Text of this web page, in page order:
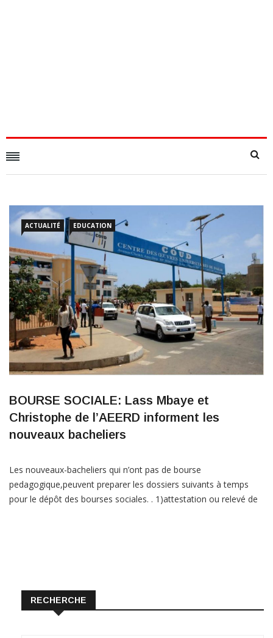
ACTUALITÉ EDUCATION
BOURSE SOCIALE: Lass Mbaye et
Christophe de l’AEERD informent les
nouveaux bacheliers
Les nouveaux-bacheliers qui n’ont pas de bourse
pedagogique,peuvent preparer les dossiers suivants à temps
pour le dépôt des bourses sociales. . 1)attestation ou relevé de
RECHERCHE